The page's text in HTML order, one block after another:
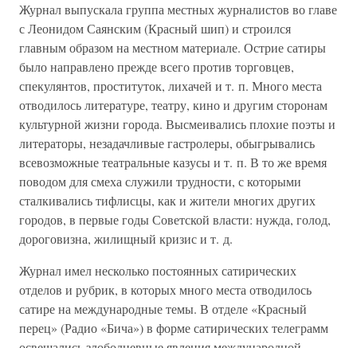
Журнал выпускала группа местных журналистов во главе
с Леонидом Саянским (Красный шип) и строился
главным образом на местном материале. Острие сатиры
было направлено прежде всего против торговцев,
спекулянтов, проституток, лихачей и т. п. Много места
отводилось литературе, театру, кино и другим сторонам
культурной жизни города. Высмеивались плохие поэты и
литераторы, незадачливые гастролеры, обыгрывались
всевозможные театральные казусы и т. п. В то же время
поводом для смеха служили трудности, с которыми
сталкивались тифлисцы, как и жители многих других
городов, в первые годы Советской власти: нужда, голод,
дороговизна, жилищный кризис и т. д.
Журнал имел несколько постоянных сатирических
отделов и рубрик, в которых много места отводилось
сатире на международные темы. В отделе «Красный
перец» (Радио «Бича») в форме сатирических телеграмм